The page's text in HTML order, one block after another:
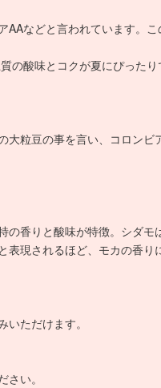
AAなどと言われています。
の酸味とコクが夏にぴったり
粒豆の事を言い、コロンビ
香りと酸味が特徴。シダモ
現されるほど、モカの香り
ただけます。
い。